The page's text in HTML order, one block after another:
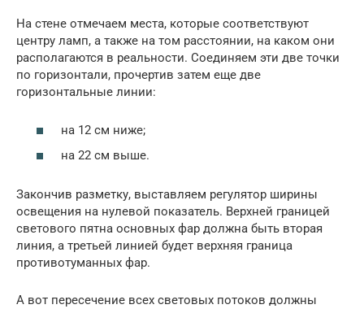
На стене отмечаем места, которые соответствуют
центру ламп, а также на том расстоянии, на каком они
располагаются в реальности. Соединяем эти две точки
по горизонтали, прочертив затем еще две
горизонтальные линии:
на 12 см ниже;
на 22 см выше.
Закончив разметку, выставляем регулятор ширины
освещения на нулевой показатель. Верхней границей
светового пятна основных фар должна быть вторая
линия, а третьей линией будет верхняя граница
противотуманных фар.
А вот пересечение всех световых потоков должны